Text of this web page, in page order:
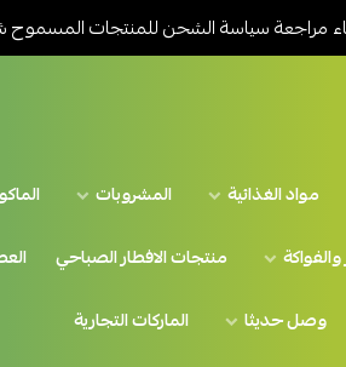
سياسة الشحن للمنتجات المسموح شحنها
مواد الغذائية المشروبات
منتجات الافطار الصباحي
وصل حديثا الماركات التجارية